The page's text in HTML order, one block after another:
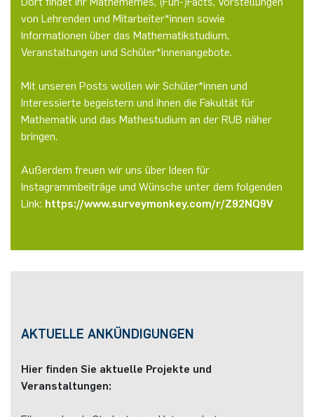
von Lehrenden und Mitarbeiter*innen sowie
Informationen über das Mathematikstudium,
Veranstaltungen und Schüler*innenangebote.
Mit unseren Posts wollen wir Schüler*innen und
Interessierte begeistern und ihnen die Fakultät für
Mathematik und das Mathestudium an der RUB näher
bringen.
Außerdem freuen wir uns über Ideen für
Instagrammbeiträge und Wünsche unter dem folgenden
Link: https://www.surveymonkey.com/r/Z92NQ9V
AKTUELLE ANKÜNDIGUNGEN
Hier finden Sie aktuelle Projekte und
Veranstaltungen: